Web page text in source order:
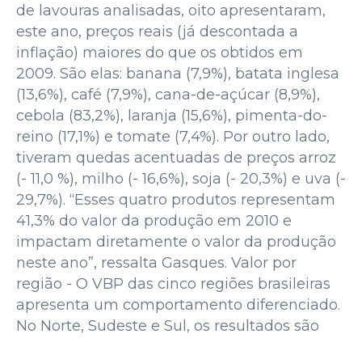
de lavouras analisadas, oito apresentaram,
este ano, preços reais (já descontada a
inflação) maiores do que os obtidos em
2009. São elas: banana (7,9%), batata inglesa
(13,6%), café (7,9%), cana-de-açúcar (8,9%),
cebola (83,2%), laranja (15,6%), pimenta-do-
reino (17,1%) e tomate (7,4%). Por outro lado,
tiveram quedas acentuadas de preços arroz
(- 11,0 %), milho (- 16,6%), soja (- 20,3%) e uva (-
29,7%). “Esses quatro produtos representam
41,3% do valor da produção em 2010 e
impactam diretamente o valor da produção
neste ano”, ressalta Gasques. Valor por
região - O VBP das cinco regiões brasileiras
apresenta um comportamento diferenciado.
No Norte, Sudeste e Sul, os resultados são